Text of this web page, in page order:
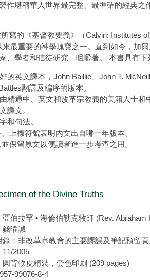
作堪稱華人世界最完整、最準確的經典之
寫的《基督教要義》（Calvin: Institutes
最重要的神學瑰寶之一。直到如今，加爾
、學者和信徒研究、咀嚼著。 本書具有下
的英文譯本，John Baillie、John T.
翻譯及編序的版本。
精通中、英文和改革宗教義的美籍人士和
譯文。
和句法。
上標符號表明內文出自哪一年版本。
保留原文以便讀者進一步考查之用。
of the Divine Truths
亞伯拉罕 • 海倫伯勒克牧師 (Rev. Abraham
錢曜誠
錄：非改革宗教會的主要謬誤及筆記預留頁
11/2005
圓背軟皮精裝，套色印刷 (209 pages)
99076-8-4